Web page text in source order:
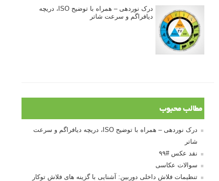
درک نوردهی – همراه با توضیح ISO، دریچه
دیافراگم و سرعت شاتر
مطالب محبوب
درک نوردهی – همراه با توضیح ISO، دریچه دیافراگم و سرعت
شاتر
نقد عکس #۹۹
سوالات عکاسی
تنظیمات فلاش داخلی دوربین: آشنایی با گزینه های فلاش توکار